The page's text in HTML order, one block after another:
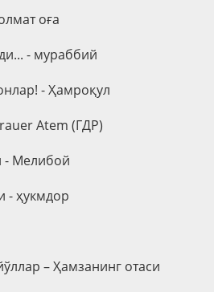
оға
- мураббий
- Ҳамроқул
Atem (ГДР)
- Мелибой
- ҳукмдор
– Ҳамзанинг отаси